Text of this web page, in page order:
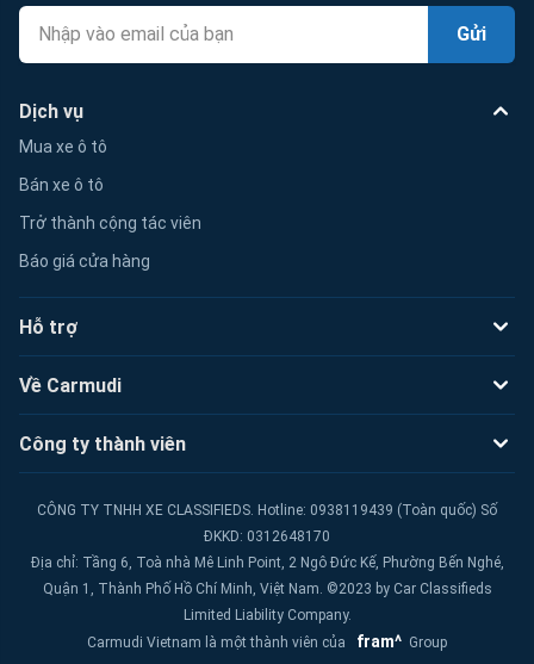
Gửi
Dịch vụ
Mua xe ô tô
Bán xe ô tô
Trở thành cộng tác viên
Báo giá cửa hàng
Hỗ trợ
Về Carmudi
Công ty thành viên
CÔNG TY TNHH XE CLASSIFIEDS. Hotline: 0938119439 (Toàn quốc) Số
ĐKKD: 0312648170
Địa chỉ: Tầng 6, Toà nhà Mê Linh Point, 2 Ngô Đức Kế, Phường Bến Nghé,
Quận 1, Thành Phố Hồ Chí Minh, Việt Nam. ©2023 by Car Classifieds
Limited Liability Company.
Carmudi Vietnam là một thành viên của
fram^ Group